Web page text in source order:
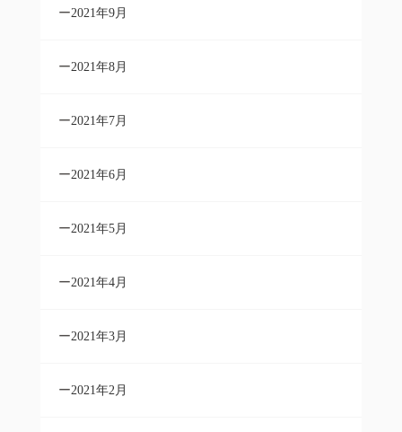
2021年9月
2021年8月
2021年7月
2021年6月
2021年5月
2021年4月
2021年3月
2021年2月